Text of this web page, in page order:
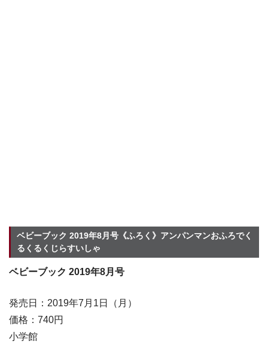
ベビーブック 2019年8月号《ふろく》アンパンマンおふろでく
るくるくじらすいしゃ
ベビーブック 2019年8月号
発売日：2019年7月1日（月）
価格：740円
小学館